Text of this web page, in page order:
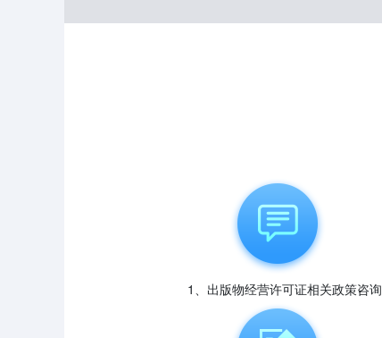
1、出版物经营许可证相关政策咨询